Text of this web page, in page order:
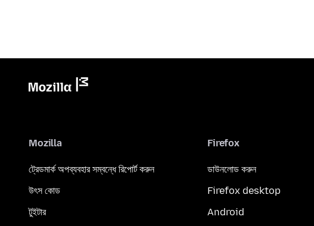
Mozilla
ট্রেডমার্ক অপব্যবহার সম্বন্ধে রিপোর্ট করুন
উৎস কোড
টুইটার
Firefox
ডাউনলোড করুন
Firefox desktop
Android